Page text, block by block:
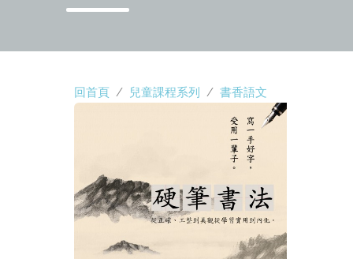
回首頁 / 兒童課程系列 / 書香語文